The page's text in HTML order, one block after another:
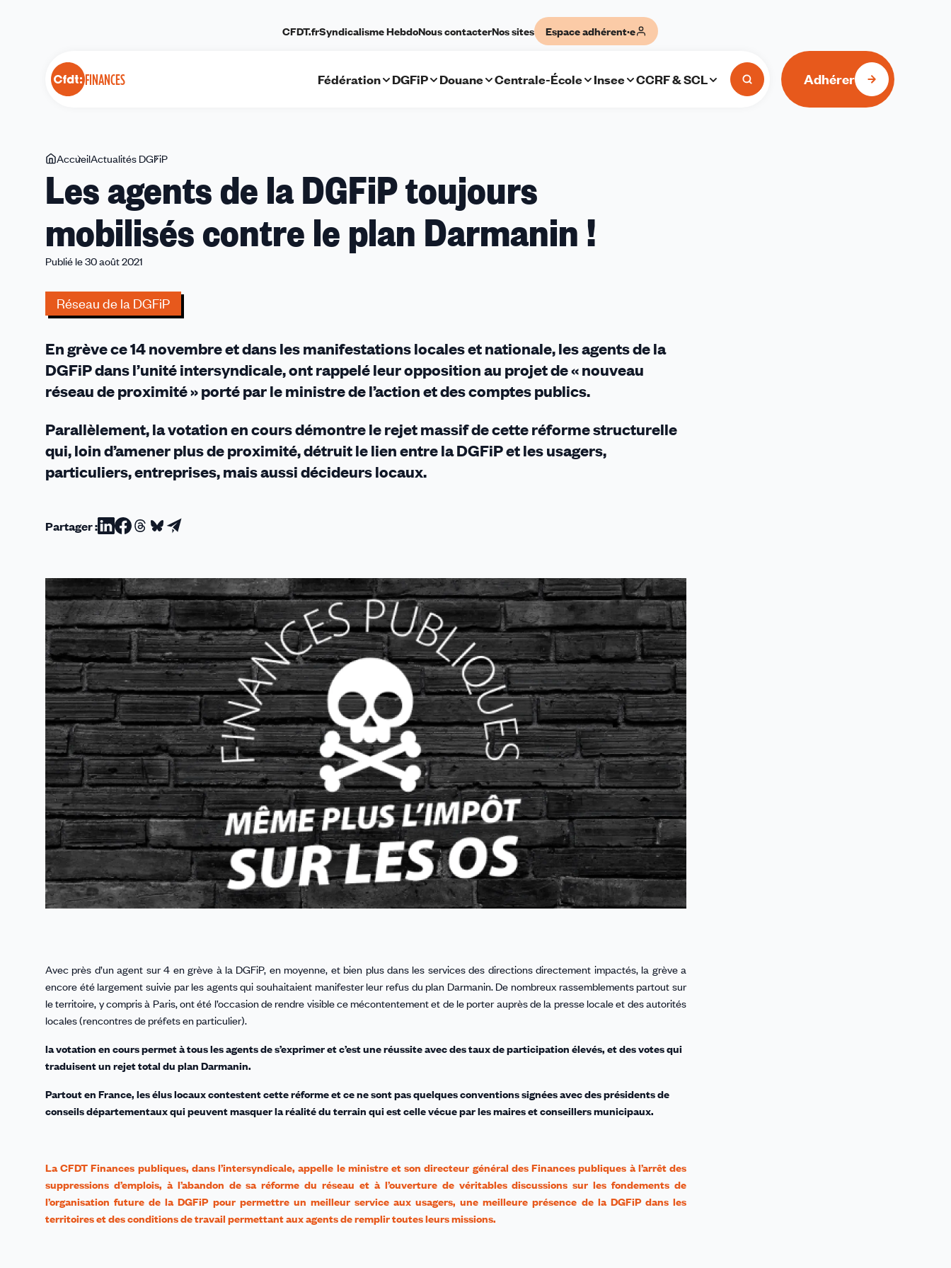
FINANCES
CFDT.frSyndicalisme HebdoNous contacterNos sites Espace adhérent·e
Fédération DGFiP Douane Centrale-École Insee CCRF & SCL Adhérer
Vous
êtes
AccueilActualités DGFiP
agents
de
la
DGFiP
le
plan
!
Les agents de la DGFiP toujours
mobilisés contre le plan Darmanin !
Publié le 30 août 2021
Réseau de la DGFiP
En grève ce 14 novembre et dans les manifestations locales et nationale, les agents de la
DGFiP dans l’unité intersyndicale, ont rappelé leur opposition au projet de « nouveau
réseau de proximité » porté par le ministre de l’action et des comptes publics.
Parallèlement, la votation en cours démontre le rejet massif de cette réforme structurelle
qui, loin d’amener plus de proximité, détruit le lien entre la DGFiP et les usagers,
particuliers, entreprises, mais aussi décideurs locaux.
Partager :Partager
Linkedin
Partager
Facebook
Partager
Threads
Partager
Bluesky
Partager
email
Avec près d’un agent sur 4 en grève à la DGFiP, en moyenne, et bien plus dans les services des directions directement impactés, la grève a
encore été largement suivie par les agents qui souhaitaient manifester leur refus du plan Darmanin. De nombreux rassemblements partout sur
le territoire, y compris à Paris, ont été l’occasion de rendre visible ce mécontentement et de le porter auprès de la presse locale et des autorités
locales (rencontres de préfets en particulier).
la votation en cours permet à tous les agents de s’exprimer et c’est une réussite avec des taux de participation élevés, et des votes qui
traduisent un rejet total du plan Darmanin.
Partout en France, les élus locaux contestent cette réforme et ce ne sont pas quelques conventions signées avec des présidents de
conseils départementaux qui peuvent masquer la réalité du terrain qui est celle vécue par les maires et conseillers municipaux.
La CFDT Finances publiques, dans l’intersyndicale, appelle le ministre et son directeur général des Finances publiques à l’arrêt des
suppressions d’emplois, à l’abandon de sa réforme du réseau et à l’ouverture de véritables discussions sur les fondements de
l’organisation future de la DGFiP pour permettre un meilleur service aux usagers, une meilleure présence de la DGFiP dans les
territoires et des conditions de travail permettant aux agents de remplir toutes leurs missions.